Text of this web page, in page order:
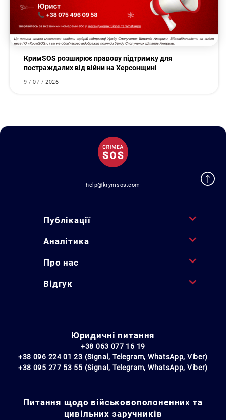
КримSOS розширює правову підтримку для
постраждалих від війни на Херсонщині
9 / 07 / 2026
help@krymsos.com
Публікації
Аналітика
Про нас
Відгук
Юридичні питання
+38 063 077 16 19
+38 096 224 01 23 (Signal, Telegram, WhatsApp, Viber)
+38 095 277 53 55 (Signal, Telegram, WhatsApp, Viber)
Питання щодо військовополоненних та
цивільних заручників